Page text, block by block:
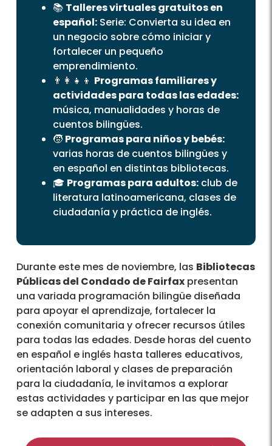
📚 Talleres virtuales gratuitos en
español: Serie: Convierta su idea en
un negocio sobre cómo iniciar y
fortalecer un pequeño
emprendimiento.
👨‍👩‍👧‍👦 Programas familiares y
actividades para todas las edades:
música, manualidades y horas de
cuentos bilingües.
🧒 Programas para niños y bebés:
varias horas de cuentos bilingües y
en español en distintas bibliotecas.
🎓 Programas para adultos: club de
literatura latinoamericana, clases de
ciudadanía y práctica de inglés.
Durante este mes de noviembre, las Bibliotecas
Públicas del Condado de Fairfax presentan
una variada programación bilingüe diseñada
para apoyar el aprendizaje, fortalecer la
conexión comunitaria y ofrecer recursos útiles
para todas las edades. Desde horas del cuento
en español e inglés hasta talleres educativos,
orientación laboral y clases de preparación
para la ciudadanía, le invitamos a explorar
estas actividades y participar en las que mejor
se adapten a sus intereses.